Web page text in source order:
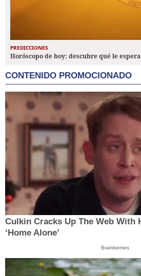
PREDICCIONES
Horóscopo de hoy: descubre qué le
CONTENIDO PROMOCIONADO
Culkin Cracks Up The Web With
‘Home Alone’
Brainberries